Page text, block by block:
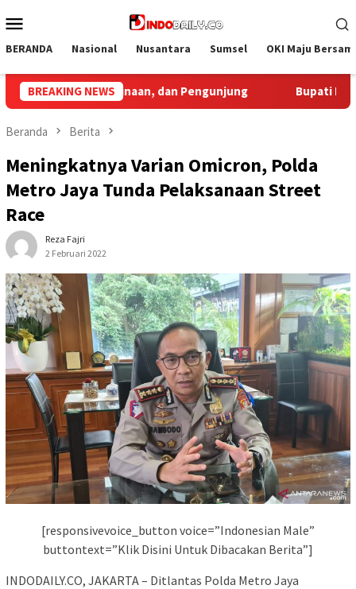
ke
Mobile
BERANDA Nasional Nusantara Sumsel OKI Maju
BREAKING NEWS
Muba Sambut Aspirasi Santun Gabungan Lembaga dan
Beranda Berita
Meningkatnya Varian Omicron, Polda
Metro Jaya Tunda Pelaksanaan Street
Race
Reza Fajri
2 Februari 2022
[responsivevoice_button voice=”Indonesian Male”
buttontext=”Klik Disini Untuk Dibacakan Berita”]
INDODAILY.CO, JAKARTA – Ditlantas Polda Metro Jaya